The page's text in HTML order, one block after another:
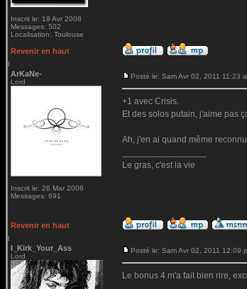
Inscrit le: 19 Avr 2008
Messages: 502
Localisation: Toulouse
Revenir en haut
ArKaNe-
Lord
Inscrit le: 26 Mar 2006
Messages: 691
Posté le: Sam Avr 02, 2011 11:23
+1 avec Crisis.
Et des solos putain, j'aime pas
Ah, j'en ai quand même
Le gras, c'est la vie
Revenir en haut
I_Kirk_Your_Ass
Lord
Posté le: Sam Avr 02, 2011 12:09
Le bonus 4 m'a fait bien rire,